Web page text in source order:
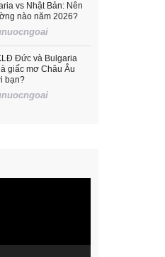
vs Nhật Bản: Nên
nào năm 2026?
Đức và Bulgaria
giấc mơ Châu Âu
bạn?